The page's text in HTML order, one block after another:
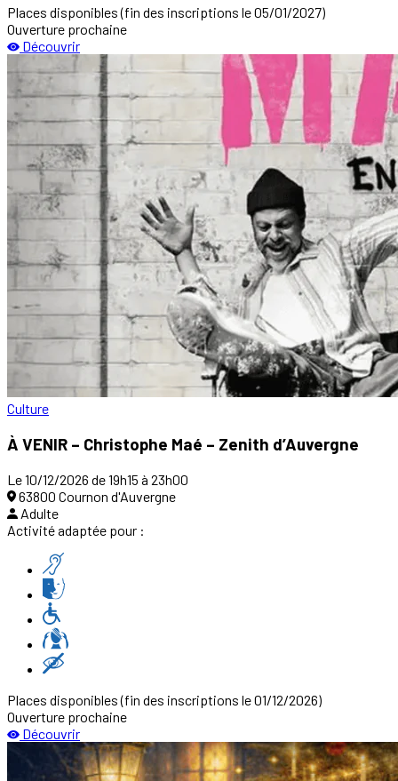
Places disponibles(fin des inscriptions le 05/01/2027)
Ouverture prochaine
Découvrir
Culture
À VENIR – Christophe Maé – Zenith d’Auvergne
Le 10/12/2026 de 19h15 à 23h00
63800 Cournon d'Auvergne
Adulte
Activité adaptée pour :
Places disponibles(fin des inscriptions le 01/12/2026)
Ouverture prochaine
Découvrir